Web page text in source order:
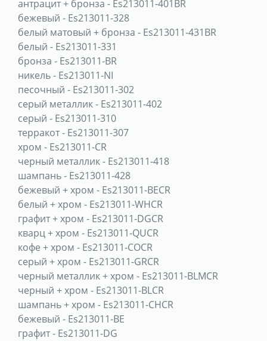
антрацит + бронза - Es213011-401BR
бежевый - Es213011-328
белый матовый + бронза - Es213011-431BR
белый - Es213011-331
бронза - Es213011-BR
никель- Es213011-NI
песочный - Es213011-302
серый металлик- Es213011-402
серый - Es213011-310
терракот- Es213011-307
хром - Es213011-CR
черный металлик- Es213011-418
шампань- Es213011-428
бежевый + хром - Es213011-BECR
белый + хром - Es213011-WHCR
графит + хром - Es213011-DGCR
кварц + хром - Es213011-QUCR
кофе + хром - Es213011-COCR
серый + хром - Es213011-GRCR
черный металлик + хром - Es213011-BLMCR
черный + хром - Es213011-BLCR
шампань + хром - Es213011-CHCR
бежевый - Es213011-BE
графит- Es213011-DG